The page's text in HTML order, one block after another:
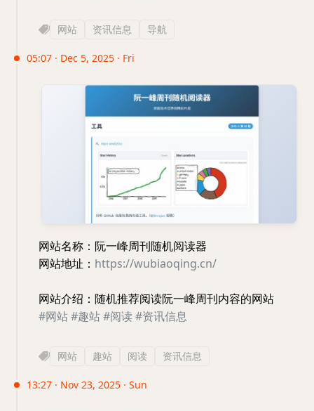
网站 资讯信息 导航
05:07 · Dec 5, 2025 · Fri
网站名称：阮一峰周刊随机阅读器
网站地址： https://wubiaoqing.cn/
网站介绍：随机推荐阅读阮一峰周刊内容的网站
#网站#趣站#阅读 #资讯信息
网站 趣站 阅读 资讯信息
13:27 · Nov 23, 2025 · Sun